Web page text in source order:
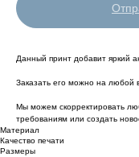
Данный принт добавит яркий
Заказать его можно на любой
Мы можем скорректировать
требованиям или создать
Материал
Качество печати
Размеры